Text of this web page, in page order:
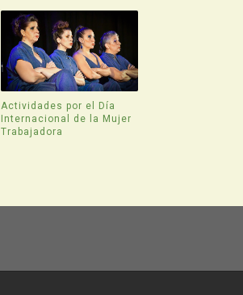
Actividades por el Día
Internacional de la Mujer
Trabajadora